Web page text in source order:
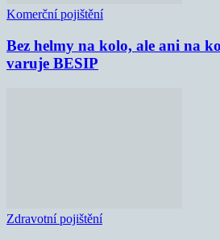
Komerční pojištění
Bez helmy na kolo, ale ani na
varuje BESIP
Zdravotní pojištění